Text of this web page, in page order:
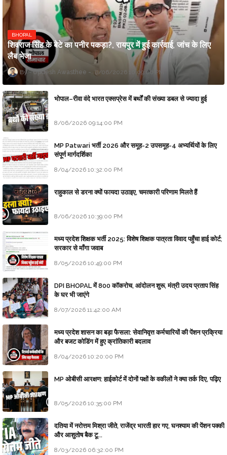
BHOPAL
शिवराज सिंह के बेटे का पनीर पकड़ा?, रायपुर में हुई कार्रवाई, जांच के लिए
लैब भेजा
Updesh Awasthee 8/06/2026 10:09:00 PM
भोपाल–रीवा वंदे भारत एक्सप्रेस में बर्थों की संख्या डबल से ज्यादा हुई
8/06/2026 09:14:00 PM
MP Patwari भर्ती 2026 और समूह-2 उपसमूह-4 अभ्यर्थियों के लिए
संपूर्ण मार्गदर्शिका
8/04/2026 10:32:00 PM
राहुकाल से डरना क्यों फायदा उठाइए, चमत्कारी परिणाम मिलते हैं
8/06/2026 10:39:00 PM
मध्य प्रदेश शिक्षक भर्ती 2025: विशेष शिक्षक पात्रता विवाद पहुँचा हाई कोर्ट;
सरकार से माँगा जवाब
8/05/2026 10:49:00 PM
DPI BHOPAL में 800 कॉकरोच, आंदोलन शुरू, मंत्री उदय प्रताप सिंह
के घर भी जाएंगे
8/07/2026 11:42:00 AM
मध्य प्रदेश शासन का बड़ा फैसला: सेवानिवृत्त कर्मचारियों की पेंशन प्रक्रिया
और बजट कोडिंग में हुए क्रांतिकारी बदलाव
8/04/2026 10:20:00 PM
MP ओबीसी आरक्षण: हाईकोर्ट में दोनों पक्षों के वकीलों ने क्या तर्क दिए, पढ़िए
8/05/2026 10:35:00 PM
दतिया में नरोत्तम मिश्रा जीते, राजेंद्र भारती हार गए, घनश्याम की पेंशन पक्की
और आशुतोष बैक टू...
8/03/2026 06:32:00 PM